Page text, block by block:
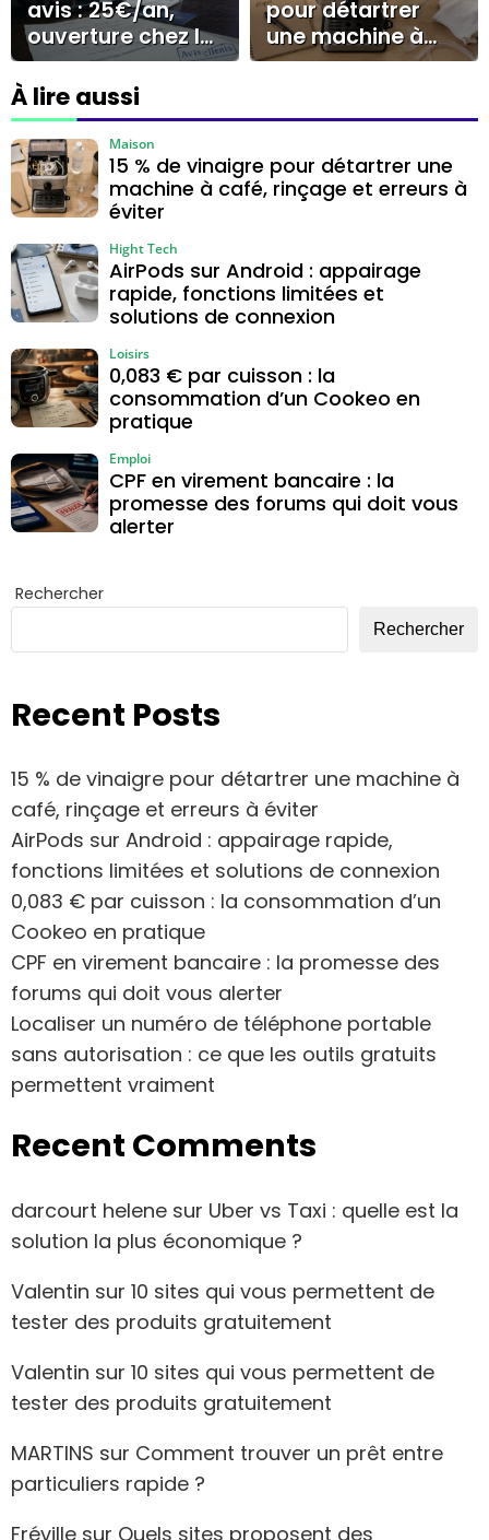
avis : 25€/an,
ouverture chez le
buraliste et
limites à
connaître
pour détartrer
une machine à
café, rinçage et
À lire aussi
15 % de vinaigre pour détartrer une
machine à café, rinçage et erreurs à
éviter
Maison
AirPods sur Android : appairage
rapide, fonctions limitées et
solutions de connexion
Hight Tech
0,083 € par cuisson : la
consommation d’un Cookeo en
pratique
Loisirs
CPF en virement bancaire : la
promesse des forums qui doit vous
alerter
Emploi
Rechercher
Rechercher
Recent Posts
15 % de vinaigre pour détartrer une machine à
café, rinçage et erreurs à éviter
AirPods sur Android : appairage rapide,
fonctions limitées et solutions de connexion
0,083 € par cuisson : la consommation d’un
Cookeo en pratique
CPF en virement bancaire : la promesse des
forums qui doit vous alerter
Localiser un numéro de téléphone portable
sans autorisation : ce que les outils gratuits
permettent vraiment
Recent Comments
darcourt helene sur Uber vs Taxi : quelle est la
solution la plus économique ?
Valentin sur 10 sites qui vous permettent de
tester des produits gratuitement
Valentin sur 10 sites qui vous permettent de
tester des produits gratuitement
MARTINS sur Comment trouver un prêt entre
particuliers rapide ?
Fréville sur Quels sites proposent des